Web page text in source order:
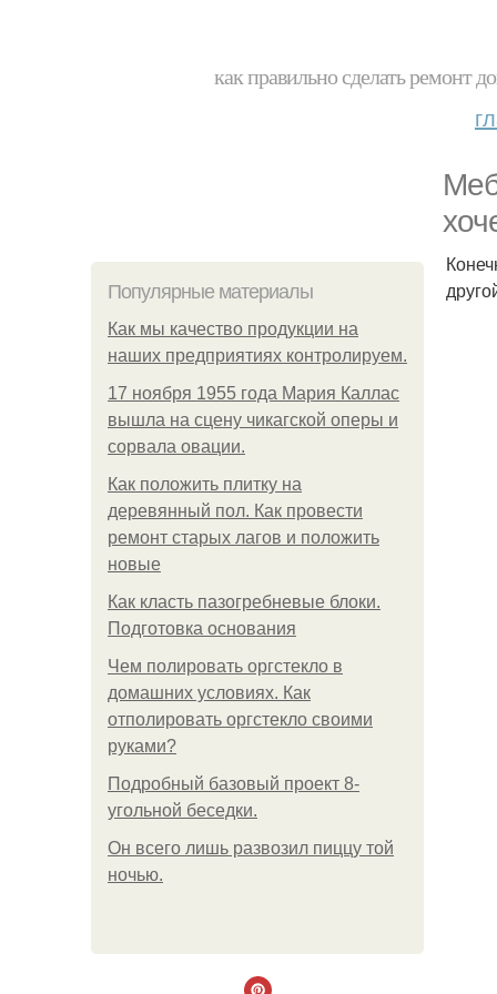
как правильно сделать ремонт
Популярные материалы
Как мы качество продукции на
наших предприятиях контролируем.
17 ноября 1955 года Мария Каллас
вышла на сцену чикагской оперы и
сорвала овации.
Как положить плитку на
деревянный пол. Как провести
ремонт старых лагов и положить
новые
Как класть пазогребневые блоки.
Подготовка основания
Чем полировать оргстекло в
домашних условиях. Как
отполировать оргстекло своими
руками?
Подробный базовый проект 8-
угольной беседки.
Он всего лишь развозил пиццу той
ночью.